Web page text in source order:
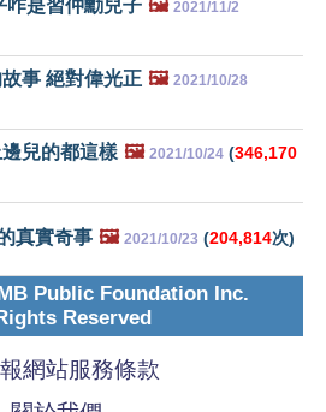
咋是習仲勳兒子 🖼️ 2021/11/2
事 絕對偉光正 🖼️ 2021/10/28
兒的都這樣 🖼️ 2021/10/24 (346,170
真實奇事 🖼️ 2021/10/23 (204,814次)
Public Foundation Inc.
Reserved
網站服務條款